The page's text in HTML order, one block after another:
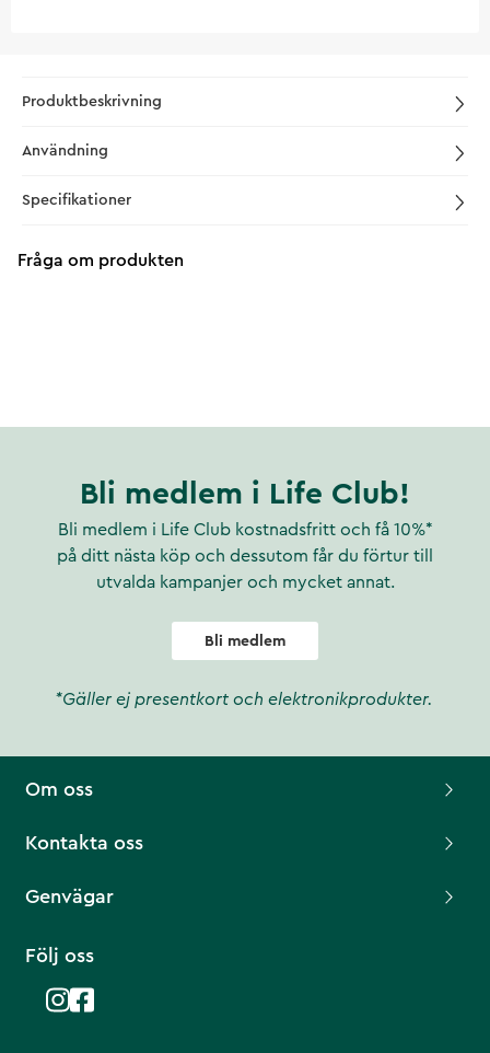
Produktbeskrivning
Användning
Specifikationer
Fråga om produkten
Bli medlem i Life Club!
Bli medlem i Life Club kostnadsfritt och få 10%*
på ditt nästa köp och dessutom får du förtur till
utvalda kampanjer och mycket annat.
Bli medlem
*Gäller ej presentkort och elektronikprodukter.
Om oss
Kontakta oss
Genvägar
Följ oss